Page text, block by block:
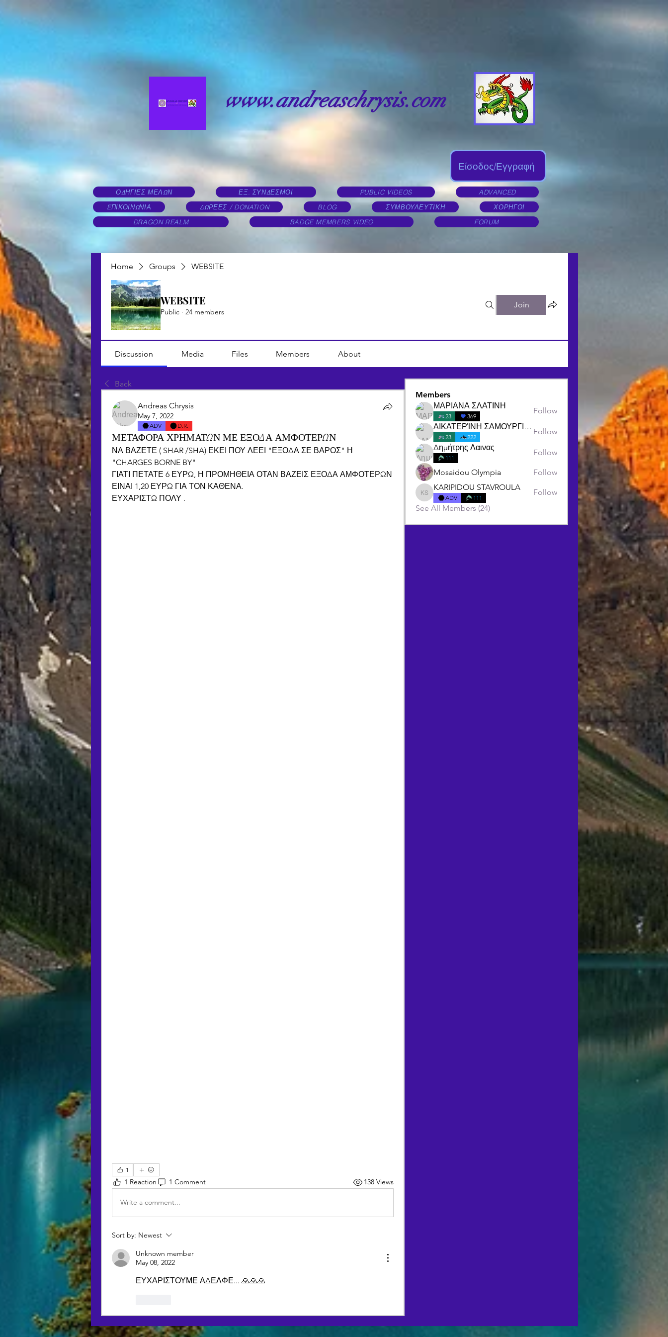
www.andreaschrysis.com
Είσοδος/Εγγραφή
ΟΔΗΓΙΕΣ ΜΕΛΩΝ ΕΞ. ΣΥΝΔΕΣΜΟΙ PUBLIC VIDEOS
ADVANCED
EΠΙΚΟΙΝΩΝΙΑ
ΔΩΡΕΕΣ / DONATION BLOG ΣΥΜΒΟΥΛΕΥΤΙΚΗ
ΧΟΡΗΓΟΙ
DRAGON REALM
BADGE MEMBERS VIDEO FORUM
Home Groups WEBSITE
WEBSITE
Public · 24 members
Join
Discussion Media Files Members About
Back
Andreas Chrysis
May 7, 2022
ADV D.R.
ΜΕΤΑΦΟΡΑ ΧΡΗΜΑΤΩΝ ΜΕ ΕΞΟΔΑ ΑΜΦΟΤΕΡΩΝ
ΝΑ ΒΑΖΕΤΕ ( SHAR /SHA) ΕΚΕΙ ΠΟΥ ΛΕΕΙ "ΕΞΟΔΑ ΣΕ ΒΑΡΟΣ" Η
"CHARGES BORNE BY"
ΓΙΑΤΙ ΠΕΤΑΤΕ 6 ΕΥΡΩ, Η ΠΡΟΜΗΘΕΙΑ ΟΤΑΝ ΒΑΖΕΙΣ ΕΞΟΔΑ ΑΜΦΟΤΕΡΩΝ
ΕΙΝΑΙ 1,20 ΕΥΡΩ ΓΙΑ ΤΟΝ ΚΑΘΕΝΑ.
ΕΥΧΑΡΙΣΤΩ ΠΟΛΥ .
1
1 Reaction 1 Comment 138 Views
Write a comment...
Sort by: Newest
Unknown member
May 08, 2022
ΕΥΧΑΡΙΣΤΟΥΜΕ ΑΔΕΛΦΕ... 🙏🙏🙏
Members
ΜΑΡΙΑΝΑ ΣΛΑΤΙΝΗ
23 369
Follow
ΑΙΚΑΤΕΡΊΝΗ ΣΑΜΟΥΡΓΙΑΝΝΙΔΟΥ
23 222
Follow
Δημήτρης Λαινας
111
Follow
Mosaidou Olympia Follow
KARIPIDOU STAVROULA
KARIPIDOU STAVROULA
ADV 111
Follow
See All Members (24)